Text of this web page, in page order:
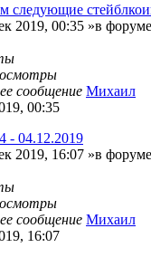
следующие
2019, 00:35 »в форуме
сообщение Михаил
00:35
- 04.12.2019
2019, 16:07 »в форуме
сообщение Михаил
16:07